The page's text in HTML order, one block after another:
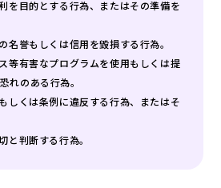
を目的とする行為、またはその準備を
名誉もしくは信用を毀損する行為。
等有害なプログラムを使用もしくは提
れのある行為。
しくは条例に違反する行為、またはそ
と判断する行為。